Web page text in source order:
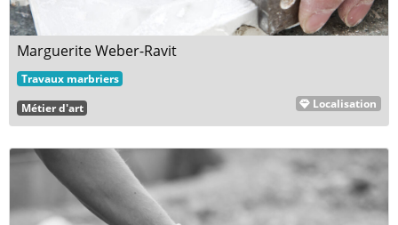
Marguerite Weber-Ravit
Travaux marbriers
Métier d'art Localisation